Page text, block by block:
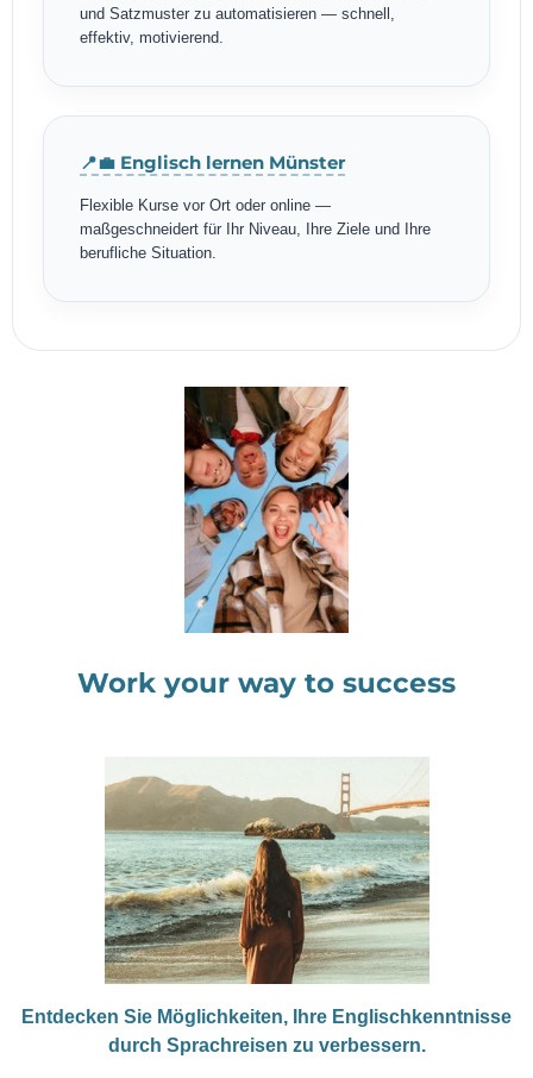
und Satzmuster zu automatisieren — schnell,
effektiv, motivierend.
📍💼 Englisch lernen Münster
Flexible Kurse vor Ort oder online —
maßgeschneidert für Ihr Niveau, Ihre Ziele und Ihre
berufliche Situation.
Work your way to success
Entdecken Sie Möglichkeiten, Ihre Englischkenntnisse
durch Sprachreisen zu verbessern.